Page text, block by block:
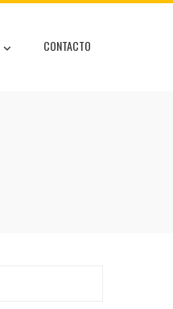
CONTACTO